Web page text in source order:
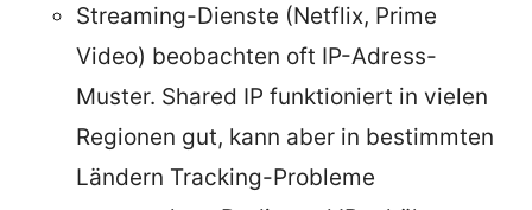
Streaming-Dienste (Netflix, Prime
Video) beobachten oft IP-Adress-
Muster. Shared IP funktioniert in vielen
Regionen gut, kann aber in bestimmten
Ländern Tracking-Probleme